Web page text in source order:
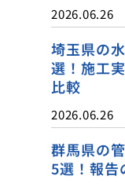
2026.06.26
埼玉県の
選！施工
比較
2026.06.26
群馬県の
5選！報告